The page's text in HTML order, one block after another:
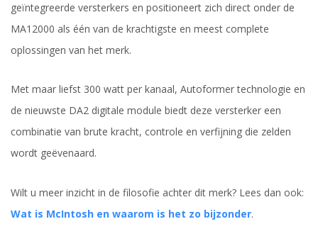
geïntegreerde versterkers en positioneert zich direct onder de
MA12000 als één van de krachtigste en meest complete
oplossingen van het merk.
Met maar liefst 300 watt per kanaal, Autoformer technologie en
de nieuwste DA2 digitale module biedt deze versterker een
combinatie van brute kracht, controle en verfijning die zelden
wordt geëvenaard.
Wilt u meer inzicht in de filosofie achter dit merk? Lees dan ook:
Wat is McIntosh en waarom is het zo bijzonder.